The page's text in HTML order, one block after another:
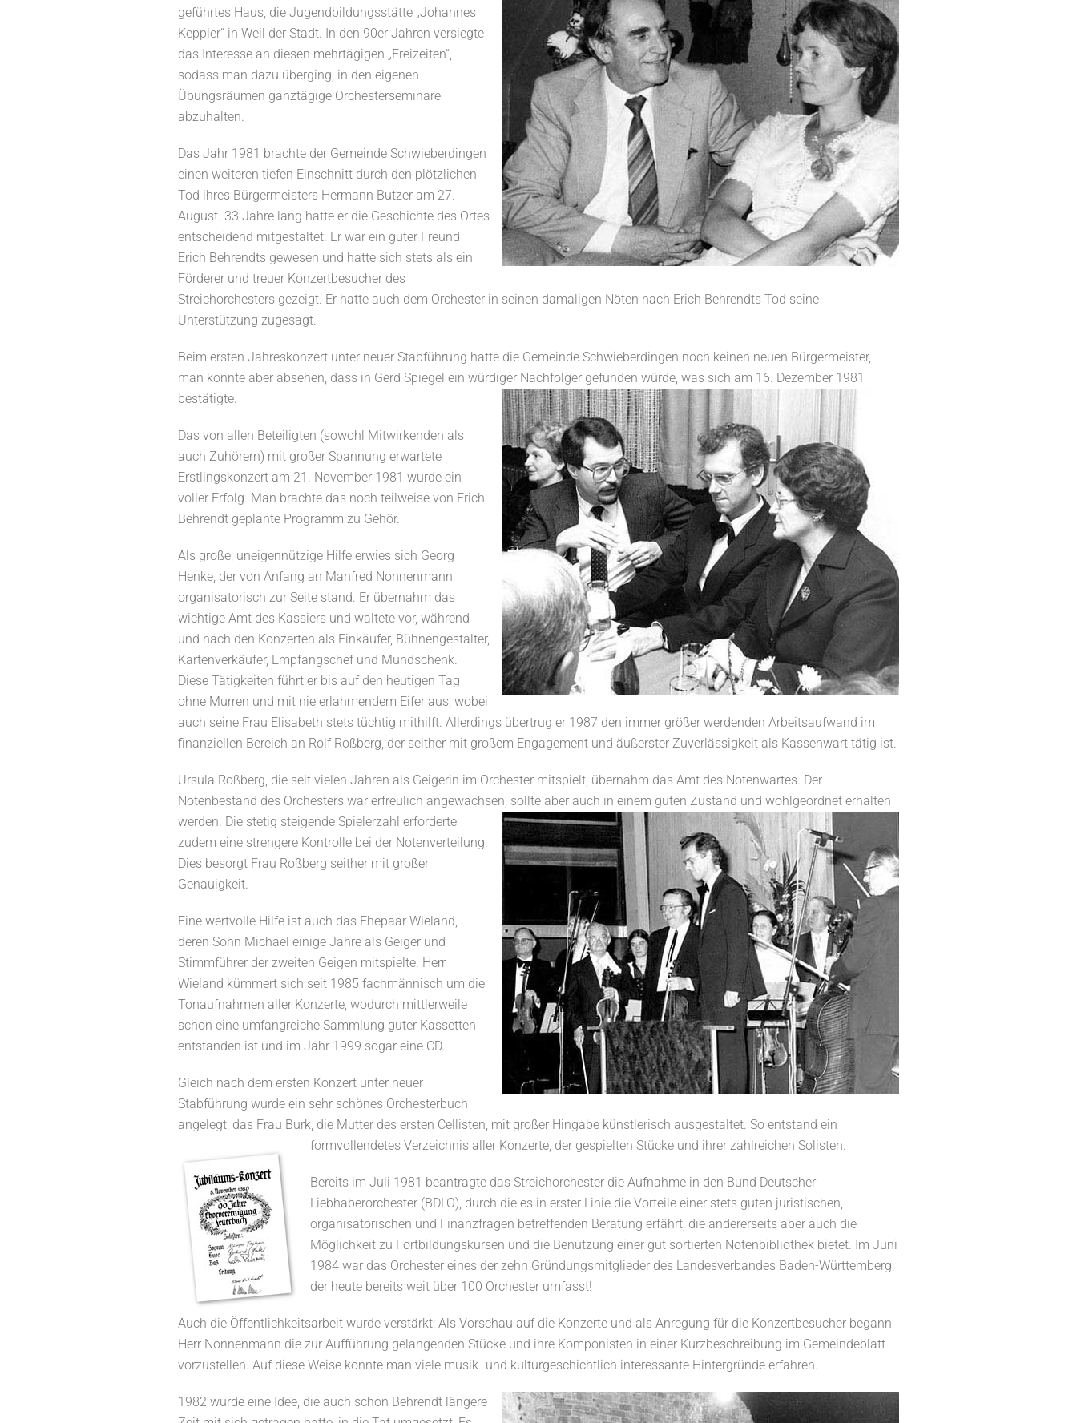
geführtes Haus, die Jugendbildungsstätte „Johannes
Keppler“ in Weil der Stadt. In den 90er Jahren versiegte
das Interesse an diesen mehrtägigen „Freizeiten“,
sodass man dazu überging, in den eigenen
Übungsräumen ganztägige Orchesterseminare
abzuhalten.
Das Jahr 1981 brachte der Gemeinde Schwieberdingen
einen weiteren tiefen Einschnitt durch den plötzlichen
Tod ihres Bürgermeisters Hermann Butzer am 27.
August. 33 Jahre lang hatte er die Geschichte des Ortes
entscheidend mitgestaltet. Er war ein guter Freund
Erich Behrendts gewesen und hatte sich stets als ein
Förderer und treuer Konzertbesucher des
Streichorchesters gezeigt. Er hatte auch dem Orchester in seinen damaligen Nöten nach Erich Behrendts Tod seine
Unterstützung zugesagt.
Beim ersten Jahreskonzert unter neuer Stabführung hatte die Gemeinde Schwieberdingen noch keinen neuen Bürgermeister,
man konnte aber absehen, dass in Gerd Spiegel ein würdiger Nachfolger gefunden würde, was sich am 16. Dezember 1981
bestätigte.
Das von allen Beteiligten (sowohl Mitwirkenden als
auch Zuhörern) mit großer Spannung erwartete
Erstlingskonzert am 21. November 1981 wurde ein
voller Erfolg. Man brachte das noch teilweise von Erich
Behrendt geplante Programm zu Gehör.
Als große, uneigennützige Hilfe erwies sich Georg
Henke, der von Anfang an Manfred Nonnenmann
organisatorisch zur Seite stand. Er übernahm das
wichtige Amt des Kassiers und waltete vor, während
und nach den Konzerten als Einkäufer, Bühnengestalter,
Kartenverkäufer, Empfangschef und Mundschenk.
Diese Tätigkeiten führt er bis auf den heutigen Tag
ohne Murren und mit nie erlahmendem Eifer aus, wobei
auch seine Frau Elisabeth stets tüchtig mithilft. Allerdings übertrug er 1987 den immer größer werdenden Arbeitsaufwand im
finanziellen Bereich an Rolf Roßberg, der seither mit großem Engagement und äußerster Zuverlässigkeit als Kassenwart tätig ist.
Ursula Roßberg, die seit vielen Jahren als Geigerin im Orchester mitspielt, übernahm das Amt des Notenwartes. Der
Notenbestand des Orchesters war erfreulich angewachsen, sollte aber auch in einem guten Zustand und wohlgeordnet erhalten
werden. Die stetig steigende Spielerzahl erforderte
zudem eine strengere Kontrolle bei der Notenverteilung.
Dies besorgt Frau Roßberg seither mit großer
Genauigkeit.
Eine wertvolle Hilfe ist auch das Ehepaar Wieland,
deren Sohn Michael einige Jahre als Geiger und
Stimmführer der zweiten Geigen mitspielte. Herr
Wieland kümmert sich seit 1985 fachmännisch um die
Tonaufnahmen aller Konzerte, wodurch mittlerweile
schon eine umfangreiche Sammlung guter Kassetten
entstanden ist und im Jahr 1999 sogar eine CD.
Gleich nach dem ersten Konzert unter neuer
Stabführung wurde ein sehr schönes Orchesterbuch
angelegt, das Frau Burk, die Mutter des ersten Cellisten, mit großer Hingabe künstlerisch ausgestaltet. So entstand ein
formvollendetes Verzeichnis aller Konzerte, der gespielten Stücke und ihrer zahlreichen Solisten.
Bereits im Juli 1981 beantragte das Streichorchester die Aufnahme in den Bund Deutscher
Liebhaberorchester (BDLO), durch die es in erster Linie die Vorteile einer stets guten juristischen,
organisatorischen und Finanzfragen betreffenden Beratung erfährt, die andererseits aber auch die
Möglichkeit zu Fortbildungskursen und die Benutzung einer gut sortierten Notenbibliothek bietet. Im Juni
1984 war das Orchester eines der zehn Gründungsmitglieder des Landesverbandes Baden-Württemberg,
der heute bereits weit über 100 Orchester umfasst!
Auch die Öffentlichkeitsarbeit wurde verstärkt: Als Vorschau auf die Konzerte und als Anregung für die Konzertbesucher begann
Herr Nonnenmann die zur Aufführung gelangenden Stücke und ihre Komponisten in einer Kurzbeschreibung im Gemeindeblatt
vorzustellen. Auf diese Weise konnte man viele musik- und kulturgeschichtlich interessante Hintergründe erfahren.
1982 wurde eine Idee, die auch schon Behrendt längere